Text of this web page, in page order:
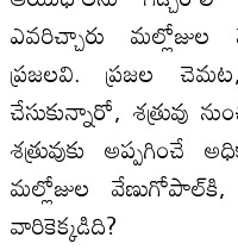
ఎవరిచ్చారు
ప్రజలవి. ప్రజల
చేసుకున్నారో, శత్రువు
శత్రువుకు
మల్లోజుల
వారికెక్కడిది?